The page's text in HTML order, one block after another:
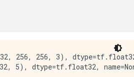
256, 256, 3),